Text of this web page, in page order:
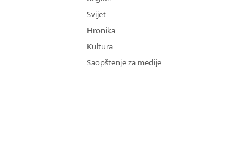
Svijet
Hronika
Kultura
Saopštenje za medije